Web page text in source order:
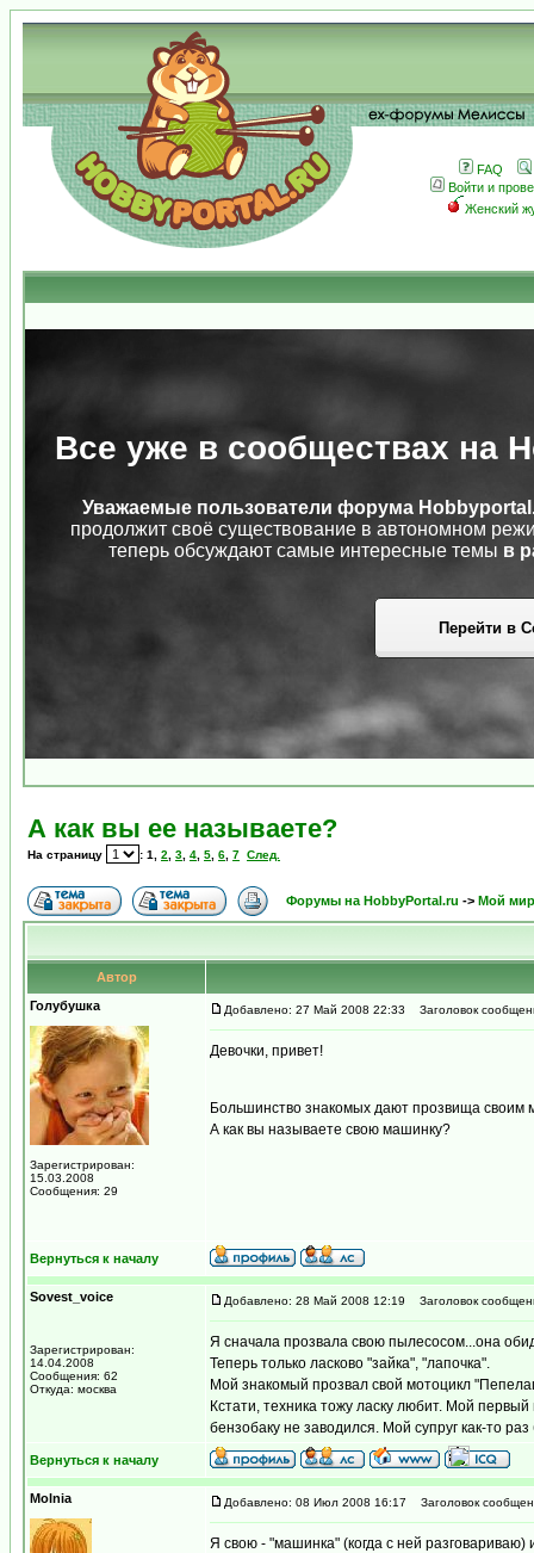
FAQ
Войти и
Женский
Все уже в сообществах на
Уважаемые пользователи форума
продолжит своё существование в автономном
теперь обсуждают самые интересные темы в
Перейти в
А как вы ее называете?
На страницу : 1 2 3 4 5 6 7 След.
Форумы на HobbyPortal.ru -> Мой мир
Автор
Голубушка
Зарегистрирован:
15.03.2008
Сообщения: 29
Добавлено: 27 Май 2008 22:33 Заголовок
Девочки, привет!
Большинство знакомых дают прозвища
А как вы называете свою машинку?
Вернуться к началу
Sovest_voice
Зарегистрирован:
14.04.2008
Сообщения: 62
Откуда: москва
Добавлено: 28 Май 2008 12:19 Заголовок
Я сначала прозвала свою пылесосом...она
Теперь только ласково "зайка", "лапочка".
Мой знакомый прозвал свой мотоцикл
Кстати, техника тожу ласку любит. Мой
бензобаку не заводился. Мой супруг как-то
Вернуться к началу
Molnia Добавлено: 08 Июл 2008 16:17 Заголовок
Я свою - "машинка" (когда с ней